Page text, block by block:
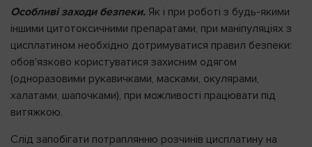
Особливі заходи безпеки. Як і при роботі з будь-якими
іншими цитотоксичними препаратами, при маніпуляціях з
цисплатином необхідно дотримуватися правил безпеки:
обов'язково користуватися захисним одягом
(одноразовими рукавичками, масками, окулярами,
халатами, шапочками), при можливості працювати під
витяжкою.
Слід запобігати потраплянню розчинів цисплатину на